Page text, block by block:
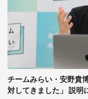
チームみらい・安野貴
対してきました」 説明